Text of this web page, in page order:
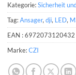
Kategorie:Sicherheit
Tag:Ansager, dji, LED,
EAN :6972073120432
Marke:CZI